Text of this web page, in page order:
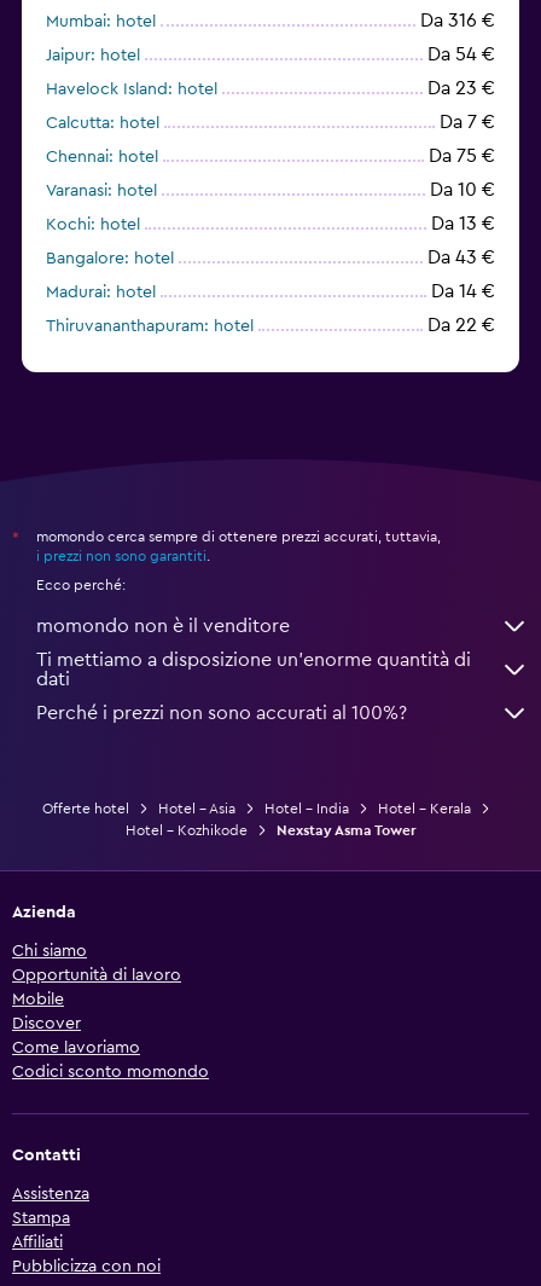
Mumbai: hotel Da 316 €
Jaipur: hotel Da 54 €
Havelock Island: hotel Da 23 €
Calcutta: hotel Da 7 €
Chennai: hotel Da 75 €
Varanasi: hotel Da 10 €
Kochi: hotel Da 13 €
Bangalore: hotel Da 43 €
Madurai: hotel Da 14 €
Thiruvananthapuram: hotel Da 22 €
*
momondo cerca sempre di ottenere prezzi accurati, tuttavia,
i prezzi non sono garantiti
Ecco perché:
momondo non è il venditore
Ti mettiamo a disposizione un’enorme quantità di
dati
Perché i prezzi non sono accurati al 100%?
Offerte hotel Hotel - Asia Hotel - India
Hotel - Kerala
Hotel - Kozhikode
Nexstay Asma Tower
Azienda
Chi siamo
Opportunità di lavoro
Mobile
Discover
Come lavoriamo
Codici sconto momondo
Contatti
Assistenza
Stampa
Affiliati
Pubblicizza con noi